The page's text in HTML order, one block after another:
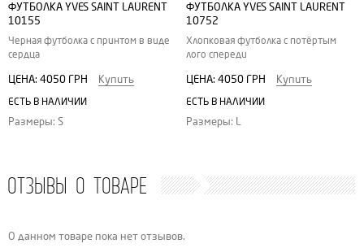
ФУТБОЛКА YVES SAINT LAURENT
10155
Черная футболка с принтом в виде
сердца
ЦЕНА: 4050 ГРН Купить
ЕСТЬ В НАЛИЧИИ
Размеры: S
ФУТБОЛКА YVES SAINT LAURENT
10752
Хлопковая футболка с потёртым
лого спереди
ЦЕНА: 4050 ГРН Купить
ЕСТЬ В НАЛИЧИИ
Размеры: L
ОТЗЫВЫ О ТОВАРЕ
О данном товаре пока нет отзывов.